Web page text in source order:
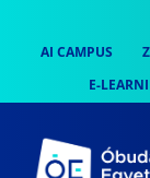
content
AI CAMPUS
E-